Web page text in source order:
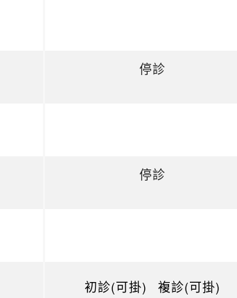
停診
停診
初診(可掛) 複診(可掛)